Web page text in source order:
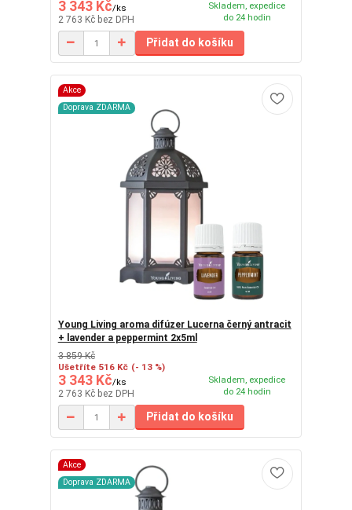
3 343 Kč/ks
2 763 Kč bez DPH
Skladem, expedice
do 24 hodin
Přidat do košíku
Akce
Doprava ZDARMA
Young Living aroma difúzer Lucerna černý antracit
+ lavender a peppermint 2x5ml
3 859 Kč
Ušetříte 516 Kč (- 13 %)
3 343 Kč/ks
2 763 Kč bez DPH
Skladem, expedice
do 24 hodin
Přidat do košíku
Akce
Doprava ZDARMA